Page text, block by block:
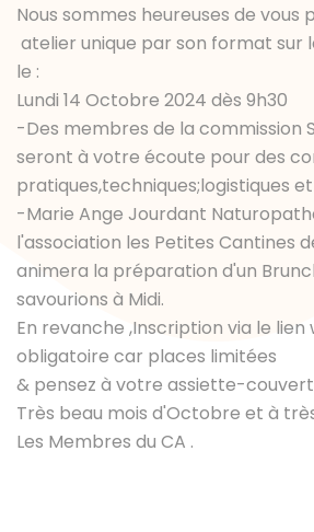
Nous sommes heureuses de vous
atelier unique par son format sur
le :
Lundi 14 Octobre 2024 dès 9h30
-Des membres de la commission
seront à votre écoute pour des
pratiques,techniques;logistiques
-Marie Ange Jourdant
l'association les Petites Cantines
animera la préparation d'un
savourions à Midi.
En revanche ,Inscription via le
obligatoire car places limitées
& pensez à votre assiette-
Très beau mois d'Octobre et à
Les Membres du CA .